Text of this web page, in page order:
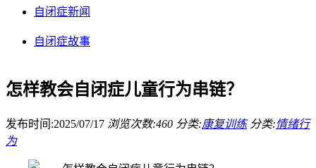
自闭症新闻
自闭症故事
怎样教会自闭症儿童行为串链？
发布时间:2025/07/17 浏览次数:460 分类:康复训练分类:情绪行
为